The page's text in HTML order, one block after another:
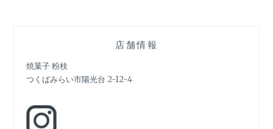
ョ
ン
店舗情報
焼菓子 粉枝
つくばみらい市陽光台 2-12-4